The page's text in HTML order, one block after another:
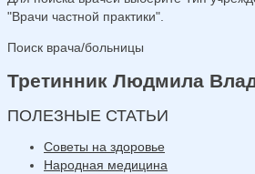
"Врачи частной практики".
Поиск врача/больницы
Третинник Людмила
ПОЛЕЗНЫЕ СТАТЬИ
Советы на здоровье
Народная медицина